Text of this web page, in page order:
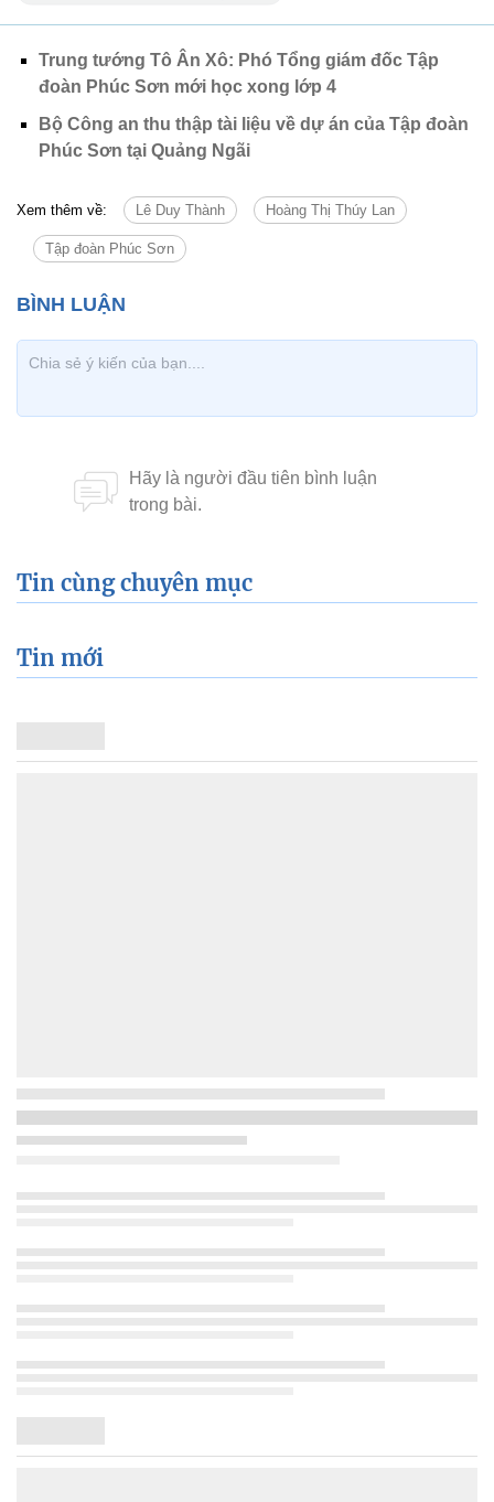
Trung tướng Tô Ân Xô: Phó Tổng giám đốc Tập
đoàn Phúc Sơn mới học xong lớp 4
Bộ Công an thu thập tài liệu về dự án của Tập đoàn
Phúc Sơn tại Quảng Ngãi
Xem thêm về: Lê Duy Thành Hoàng Thị Thúy Lan
Tập đoàn Phúc Sơn
Tin cùng chuyên mục
Tin mới